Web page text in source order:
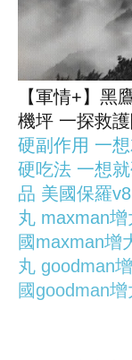
【軍情+】黑
機坪 一探救
硬副作用 一
硬吃法 一想
品 美國保羅v8
丸 maxman增
國maxman增
丸 goodman
國goodman